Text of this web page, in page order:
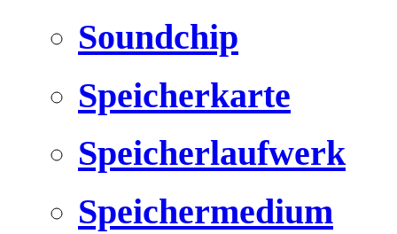
Soundchip
Speicherkarte
Speicherlaufwerk
Speichermedium